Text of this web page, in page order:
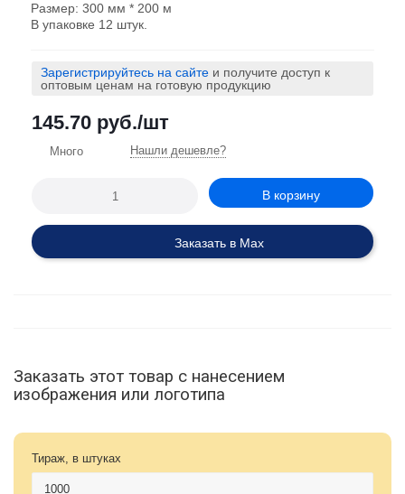
Размер: 300 мм * 200 м
В упаковке 12 штук.
Зарегистрируйтесь на сайте и получите доступ к
оптовым ценам на готовую продукцию
145.70 руб./шт
Много Нашли дешевле?
В корзину
Заказать в Max
Заказать этот товар с нанесением
изображения или логотипа
Тираж, в штуках